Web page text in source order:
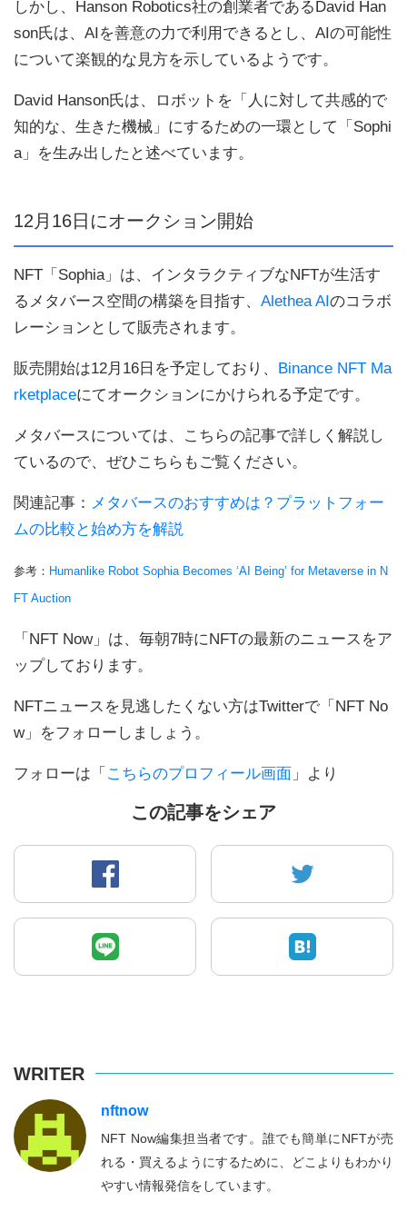
しかし、Hanson Robotics社の創業者であるDavid Han
son氏は、AIを善意の力で利用できるとし、AIの可能性
について楽観的な見方を示しているようです。
David Hanson氏は、ロボットを「人に対して共感的で
知的な、生きた機械」にするための一環として「Sophi
a」を生み出したと述べています。
12月16日にオークション開始
NFT「Sophia」は、インタラクティブなNFTが生活す
るメタバース空間の構築を目指す、 Alethea AIのコラボ
レーションとして販売されます。
販売開始は12月16日を予定しており、 Binance NFT Ma
rketplaceにてオークションにかけられる予定です。
メタバースについては、こちらの記事で詳しく解説し
ているので、ぜひこちらもご覧ください。
関連記事： メタバースのおすすめは？プラットフォー
ムの比較と始め方を解説
参考： Humanlike Robot Sophia Becomes ‘AI Being’ for Metaverse in N
FT Auction
「NFT Now」は、毎朝7時にNFTの最新のニュースをア
ップしております。
NFTニュースを見逃したくない方はTwitterで「NFT No
w」をフォローしましょう。
フォローは「 こちらのプロフィール画面 」より
この記事をシェア
WRITER
nftnow
NFT Now編集担当者です。誰でも簡単にNFTが売
れる・買えるようにするために、どこよりもわかり
やすい情報発信をしています。